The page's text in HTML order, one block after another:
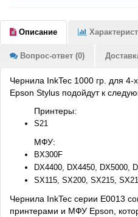
Описание
Вопрос-ответ (0)
Чернила InkTec 1000 гр. для
Epson Stylus подойдут к
Принтеры:
S21
МФУ:
BX300F
DX4400, DX4450, DX5000,
SX115, SX200, SX215,
Чернила InkTec серии E0013
принтерами и МФУ Epson,